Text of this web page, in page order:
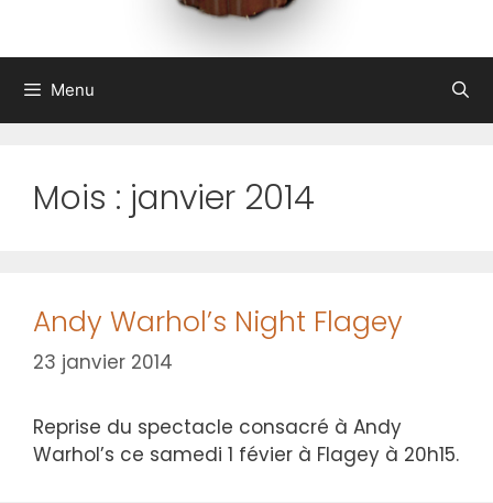
Menu
Mois : janvier 2014
Andy Warhol’s Night Flagey
23 janvier 2014
Reprise du spectacle consacré à Andy
Warhol’s ce samedi 1 févier à Flagey à 20h15.